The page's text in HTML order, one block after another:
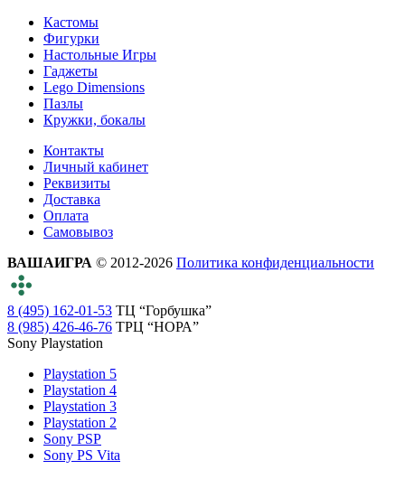
Кастомы
Фигурки
Настольные Игры
Гаджеты
Lego Dimensions
Пазлы
Кружки, бокалы
Контакты
Личный кабинет
Реквизиты
Доставка
Оплата
Самовывоз
ВАШАИГРА © 2012-2026 Политика конфиденциальности
8 (495) 162-01-53 ТЦ “Горбушка”
8 (985) 426-46-76 ТРЦ “НОРА”
Sony Playstation
Playstation 5
Playstation 4
Playstation 3
Playstation 2
Sony PSP
Sony PS Vita